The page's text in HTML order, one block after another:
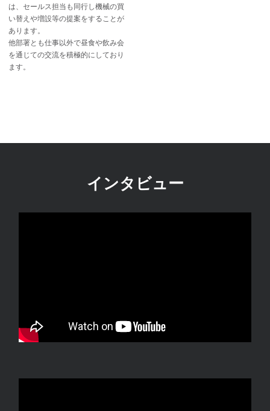
は、セールス担当も同行し機械の買
い替えや増設等の提案をすることが
あります。
他部署とも仕事以外で昼食や飲み会
を通じての交流を積極的にしており
ます。
インタビュー